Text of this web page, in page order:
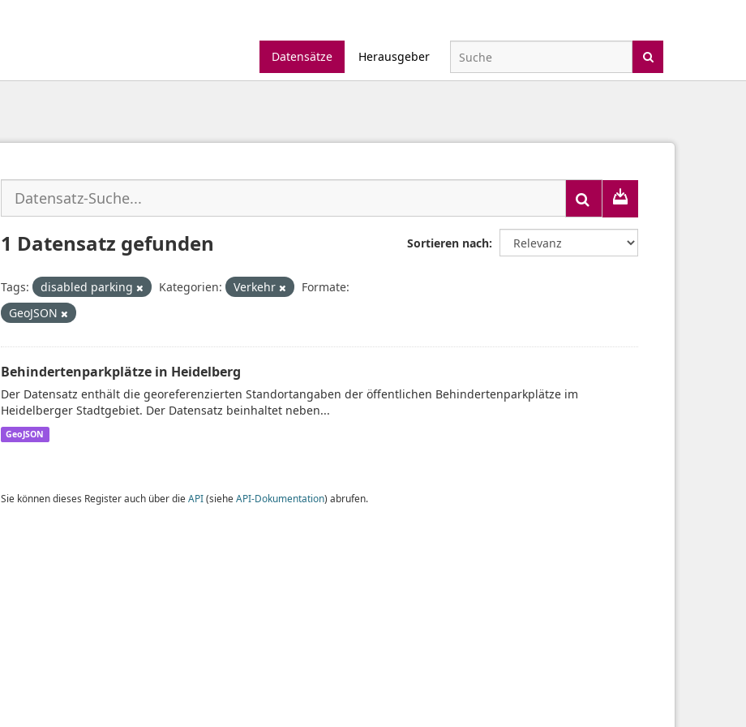
Datensätze
Herausgeber
Sortieren nach
1 Datensatz gefunden
Tags: disabled parking Kategorien: Verkehr
Formate:
GeoJSON
Behindertenparkplätze in Heidelberg
Der Datensatz enthält die georeferenzierten Standortangaben der öffentlichen Behindertenparkplätze im
Heidelberger Stadtgebiet. Der Datensatz beinhaltet neben...
GeoJSON
Sie können dieses Register auch über die API(siehe API-Dokumentation) abrufen.